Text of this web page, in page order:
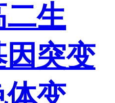
二生
突变
体变